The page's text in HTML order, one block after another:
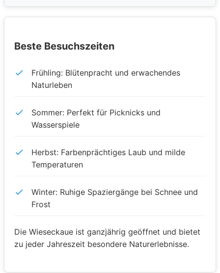
Beste Besuchszeiten
Frühling: Blütenpracht und erwachendes
Naturleben
Sommer: Perfekt für Picknicks und
Wasserspiele
Herbst: Farbenprächtiges Laub und milde
Temperaturen
Winter: Ruhige Spaziergänge bei Schnee und
Frost
Die Wieseckaue ist ganzjährig geöffnet und bietet
zu jeder Jahreszeit besondere Naturerlebnisse.